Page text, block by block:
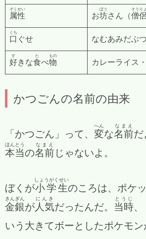
属性
ぞくせい
お坊
ぼう
さん（僧侶
そうりょ
口
くち
ぐせ なむあみだぶつ
好
す
きな食
た
べ物
もの
カレーライス
かつごんの名前の由来
「かつごん」って、 変
へん
な名前
なまえ
だ
本当
ほんとう
の名前
なまえ
じゃないよ。
ぼくが小学生
しょうがくせい
のころは、ポケ
金銀
きんぎん
が人気
にんき
だったんだ。 当時
とうじ
いう大きてボーとしたポケモン